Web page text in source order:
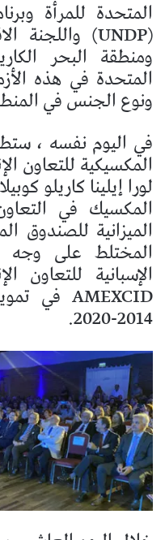
المتحدة للمرأة
(UNDP) واللجنة الاقتصادية لأمريكا اللاتينية.
المتحدة في هذه
ونوع الجنس في
في اليوم نفسه ،
لورا إيلينا كاريلو
المكسيك في
الميزانية للصندوق
المختلط على وجه
2014-2020.